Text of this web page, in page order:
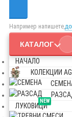
Например напишете,
КАТАЛОГ
НАЧАЛО
КОЛЕКЦИИ
NEW
ЛУКОВИЦИ